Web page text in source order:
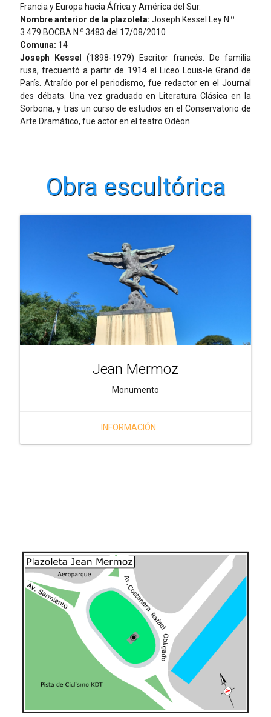
Francia y Europa hacia África y América del Sur.
Nombre anterior de la plazoleta: Joseph Kessel Ley N. o
3.479 BOCBA N. o3483 del 17/08/2010
Comuna: 14
Joseph Kessel (1898-1979) Escritor francés. De familia
rusa, frecuentó a partir de 1914 el Liceo Louis-le Grand de
París. Atraído por el periodismo, fue redactor en el Journal
des débats. Una vez graduado en Literatura Clásica en la
Sorbona, y tras un curso de estudios en el Conservatorio de
Arte Dramático, fue actor en el teatro Odéon.
Obra escultórica
Jean Mermoz
Monumento
INFORMACIÓN